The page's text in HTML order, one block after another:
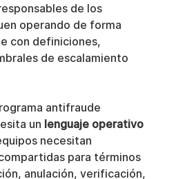
de los
operando de forma
con definiciones,
de escalamiento
antifraude
un lenguaje operativo
necesitan
para términos
anulación, verificación,